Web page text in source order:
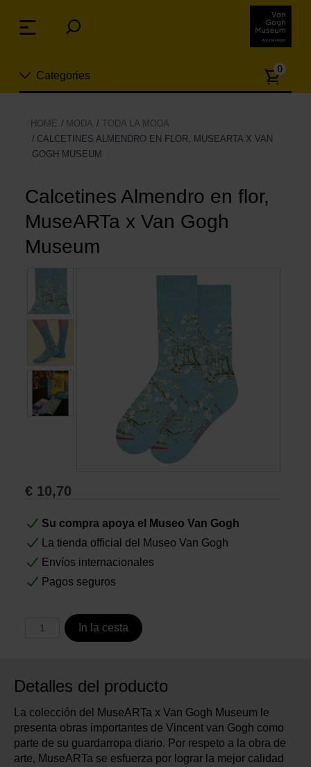
links
Jump
content
navigation
Categories
Nuevo
Joyas
Moda
Para la casa
Hogar y Cocina
Ocio
Libros
Lienzos y Láminas
0
HOME MODA
TODA LA MODA
CALCETINES ALMENDRO EN FLOR, MUSEARTA X VAN
GOGH MUSEUM
Calcetines Almendro en flor,
MuseARTa x Van Gogh
Museum
€ 10,70
Su compra apoya el Museo Van Gogh
La tienda official del Museo Van Gogh
Envíos internacionales
Pagos seguros
In la cesta
Detalles del producto
La colección del MuseARTa x Van Gogh Museum le
presenta obras importantes de Vincent van Gogh como
parte de su guardarropa diario. Por respeto a la obra de
arte, MuseARTa se esfuerza por lograr la mejor calidad
Menu